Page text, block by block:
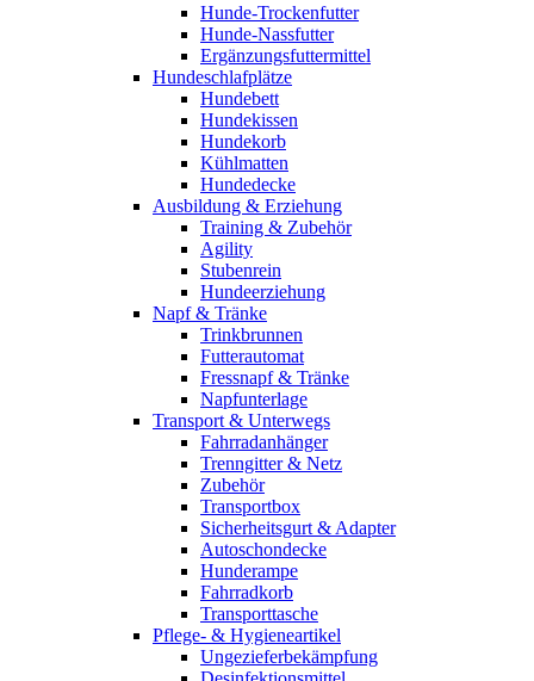
Hunde-Trockenfutter
Hunde-Nassfutter
Ergänzungsfuttermittel
Hundeschlafplätze
Hundebett
Hundekissen
Hundekorb
Kühlmatten
Hundedecke
Ausbildung & Erziehung
Training & Zubehör
Agility
Stubenrein
Hundeerziehung
Napf & Tränke
Trinkbrunnen
Futterautomat
Fressnapf & Tränke
Napfunterlage
Transport & Unterwegs
Fahrradanhänger
Trenngitter & Netz
Zubehör
Transportbox
Sicherheitsgurt & Adapter
Autoschondecke
Hunderampe
Fahrradkorb
Transporttasche
Pflege- & Hygieneartikel
Ungezieferbekämpfung